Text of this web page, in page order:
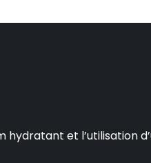
hydratant et l’utilisation